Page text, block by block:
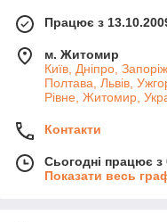
Працює з
м. Житомир
Київ, Дніпро,
Полтава, Львів,
Рівне, Житомир,
Контакти
Сьогодні працює з
Показати весь